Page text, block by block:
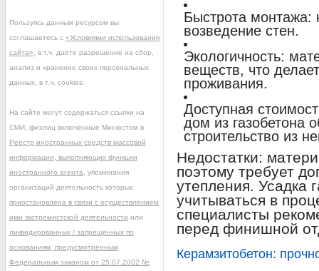
Быстрота монтажа:
возведение стен.
Экологичность:
веществ, что
проживания.
Доступная
дом из газобетона
строительство из
Недостатки:
поэтому требует
утепления. Усадка
учитываться в
специалисты
перед финишной
Керамзитобетон:
Пользуясь данным ресурсом вы
соглашаетесь с «Условиями использования
сайта» , в т.ч. даёте разрешение на сбор,
анализ и хранение своих персональных
данных, в т.ч. cookies.
На сайте могут содержаться ссылки на
СМИ, физлиц включённые Минюстом в
Реестр иностранных средств массовой
информации, выполняющих функции
иностранного агента , упоминания
организаций деятельность которых
приостановлена в связи с осуществлением
ими экстремистской деятельности или
ликвидированных / запрещённых по
основаниям, предусмотренным
Федеральным законом от 25.07.2002 №